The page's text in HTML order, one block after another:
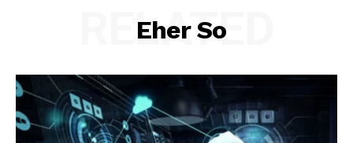
Eher So
RELATED